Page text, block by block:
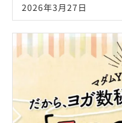
2026年3月27日